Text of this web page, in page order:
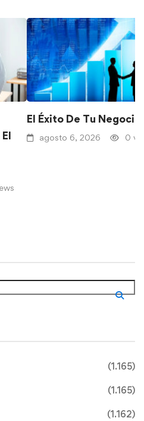
El Éxito De Tu Negocio
agosto 6, 2026 0
(1.165)
(1.165)
(1.162)